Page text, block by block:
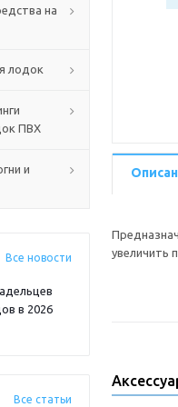
на
лодок
ПВХ
и
Все новости
в 2026
Все статьи
увеличить